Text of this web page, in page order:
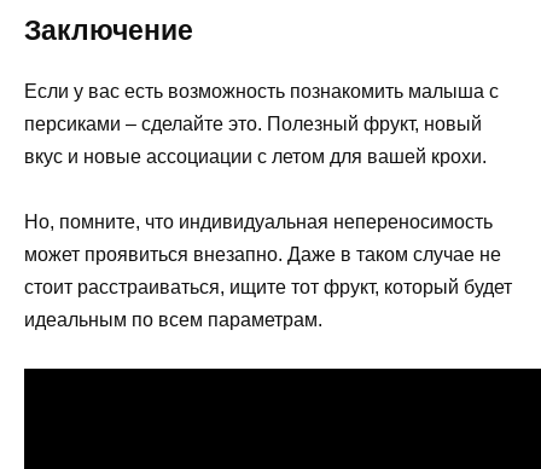
Заключение
Если у вас есть возможность познакомить малыша с
персиками – сделайте это. Полезный фрукт, новый
вкус и новые ассоциации с летом для вашей крохи.
Но, помните, что индивидуальная непереносимость
может проявиться внезапно. Даже в таком случае не
стоит расстраиваться, ищите тот фрукт, который будет
идеальным по всем параметрам.